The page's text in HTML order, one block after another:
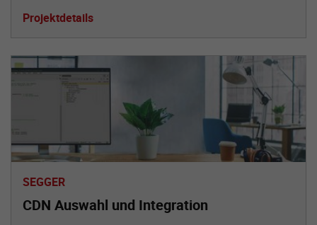
Projektdetails
SEGGER
CDN Auswahl und Integration